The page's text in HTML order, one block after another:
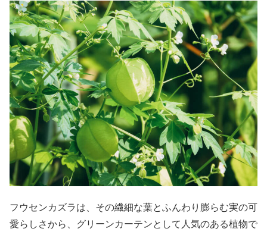
フウセンカズラは、その繊細な葉とふんわり膨らむ実の可
愛らしさから、グリーンカーテンとして人気のある植物で